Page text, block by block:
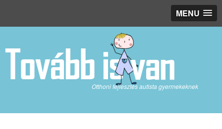
MENU
Otthoni fejlesztés autista gyermekeknek